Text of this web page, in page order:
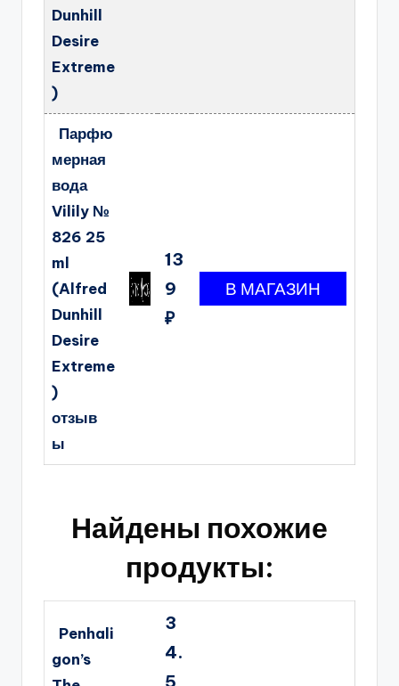
Dunhill
Desire
Extreme
)
Парфю
мерная
вода
Vilily №
826 25
ml
(Alfred
Dunhill
Desire
Extreme
)
отзыв
ы
13
9
₽
Найдены похожие
продукты:
Penhali
gon’s
3
4.
5